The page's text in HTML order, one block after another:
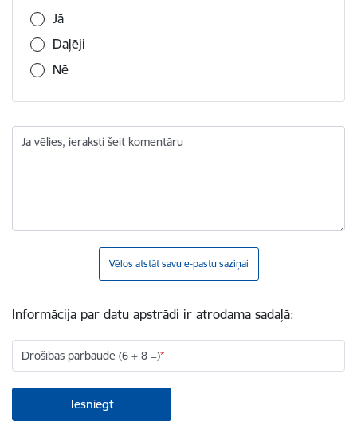
Jā
Daļēji
Nē
Ja vēlies, ieraksti šeit komentāru
Vēlos atstāt savu e-pastu saziņai
Informācija par datu apstrādi ir atrodama sadaļā:
Drošības pārbaude (6 + 8 =)